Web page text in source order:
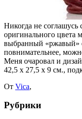
Никогда не соглашусь
оригинального цвета
выбранный «ржавый»
повнимательнее,
Меня очаровал и
42,5 х 27,5 х 9 см.,
От Vica,
Рубрики